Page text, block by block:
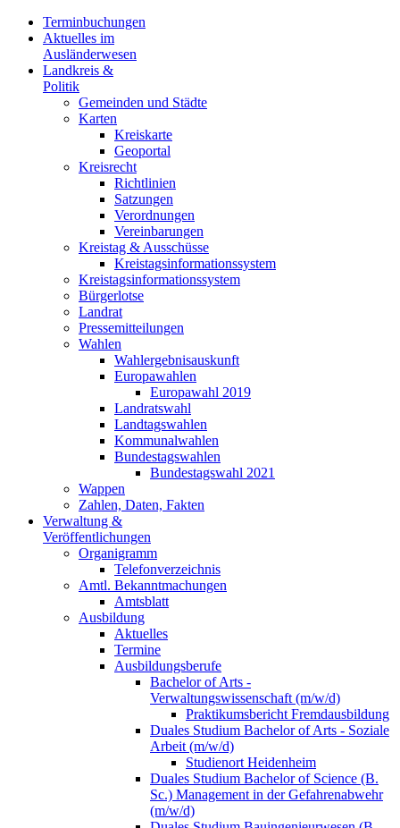
Terminbuchungen
Aktuelles im
Ausländerwesen
Landkreis &
Politik
Gemeinden und Städte
Karten
Kreiskarte
Geoportal
Kreisrecht
Richtlinien
Satzungen
Verordnungen
Vereinbarungen
Kreistag & Ausschüsse
Kreistagsinformationssystem
Kreistagsinformationssystem
Bürgerlotse
Landrat
Pressemitteilungen
Wahlen
Wahlergebnisauskunft
Europawahlen
Europawahl 2019
Landratswahl
Landtagswahlen
Kommunalwahlen
Bundestagswahlen
Bundestagswahl 2021
Wappen
Zahlen, Daten, Fakten
Verwaltung &
Veröffentlichungen
Organigramm
Telefonverzeichnis
Amtl. Bekanntmachungen
Amtsblatt
Ausbildung
Aktuelles
Termine
Ausbildungsberufe
Bachelor of Arts -
Verwaltungswissenschaft (m/w/d)
Praktikumsbericht Fremdausbildung
Duales Studium Bachelor of Arts - Soziale
Arbeit (m/w/d)
Studienort Heidenheim
Duales Studium Bachelor of Science (B.
Sc.) Management in der Gefahrenabwehr
(m/w/d)